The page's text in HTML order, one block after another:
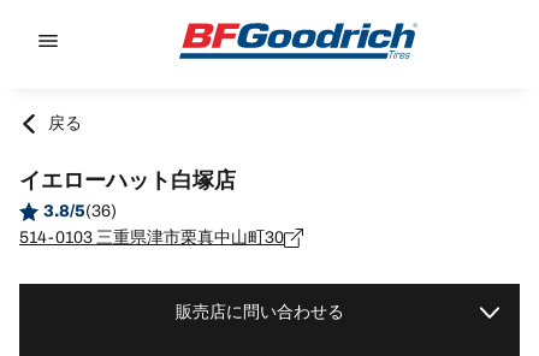
戻る
イエローハット白塚店
3.8/5(36)
514-0103 三重県津市栗真中山町30
販売店に問い合わせる